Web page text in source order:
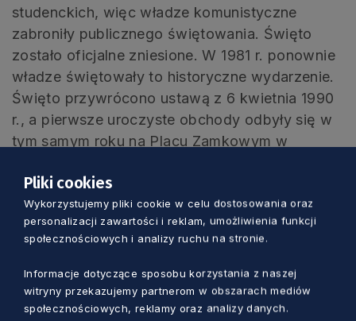
studenckich, więc władze komunistyczne
zabroniły publicznego świętowania. Święto
zostało oficjalne zniesione. W 1981 r. ponownie
władze świętowały to historyczne wydarzenie.
Święto przywrócono ustawą z 6 kwietnia 1990
r., a pierwsze uroczyste obchody odbyły się w
tym samym roku na Placu Zamkowym w
Litwy. Tego też dnia Kościół katolicki obchodzi
święto Najświętszej Maryi Panny Królowej
Polski.
Symbolika barw
Pliki cookies
Wykorzystujemy pliki cookie w celu dostosowania oraz
personalizacji zawartości i reklam, umożliwienia funkcji
społecznościowych i analizy ruchu na stronie.
Informacje dotyczące sposobu korzystania z naszej
witryny przekazujemy partnerom w obszarach mediów
społecznościowych, reklamy oraz analizy danych.